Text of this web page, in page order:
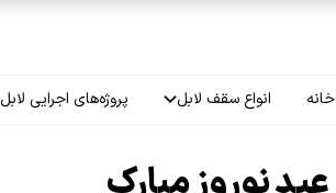
خانه انواع سقف لابل پروژه‌های اجرایی لابل